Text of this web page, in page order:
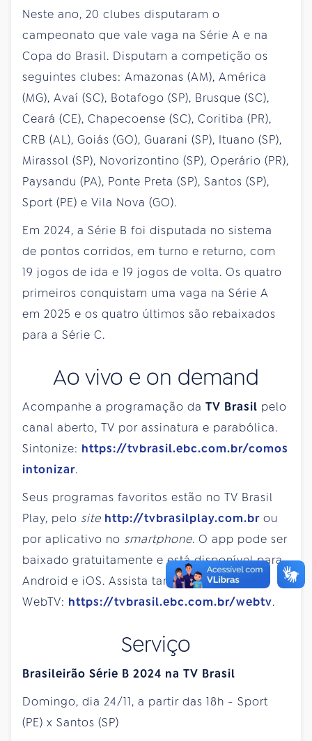
Neste ano, 20 clubes disputaram o
campeonato que vale vaga na Série A e na
Copa do Brasil. Disputam a competição os
seguintes clubes: Amazonas (AM), América
(MG), Avaí (SC), Botafogo (SP), Brusque (SC),
Ceará (CE), Chapecoense (SC), Coritiba (PR),
CRB (AL), Goiás (GO), Guarani (SP), Ituano (SP),
Mirassol (SP), Novorizontino (SP), Operário (PR),
Paysandu (PA), Ponte Preta (SP), Santos (SP),
Sport (PE) e Vila Nova (GO).
Em 2024, a Série B foi disputada no sistema
de pontos corridos, em turno e returno, com
19 jogos de ida e 19 jogos de volta. Os quatro
primeiros conquistam uma vaga na Série A
em 2025 e os quatro últimos são rebaixados
para a Série C.
Ao vivo e on demand
Acompanhe a programação da TV Brasil pelo
canal aberto, TV por assinatura e parabólica.
Sintonize: https://tvbrasil.ebc.com.br/comos
intonizar.
Seus programas favoritos estão no TV Brasil
Play, pelo site http://tvbrasilplay.com.br ou
por aplicativo no smartphone. O app pode ser
baixado gratuitamente e está disponível para
Android e iOS. Assista também pela
WebTV: https://tvbrasil.ebc.com.br/webtv.
Serviço
Brasileirão Série B 2024 na TV Brasil
Domingo, dia 24/11, a partir das 18h - Sport
(PE) x Santos (SP)